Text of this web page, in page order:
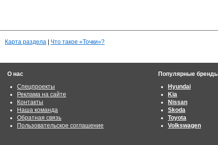
Карта раздела Что такое «Точки»?
О нас
Спецпроекты
Реклама на сайте
Контакты
Наша команда
Обратная связь
Пользовательское соглашение
Популярные
Hyundai
Kia
Nissan
Skoda
Toyota
Volkswagen